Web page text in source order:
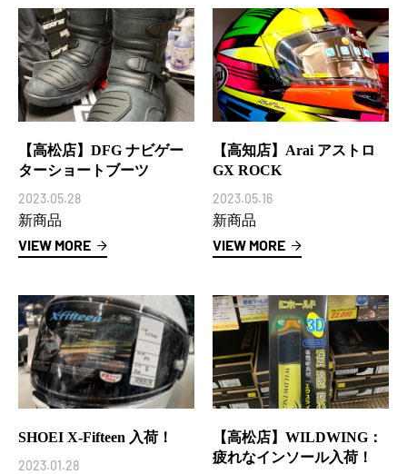
【高松店】DFG ナビゲー
ターショートブーツ
2023.05.28
新商品
VIEW MORE
【高知店】Arai アストロ
GX ROCK
2023.05.16
新商品
VIEW MORE
SHOEI X-Fifteen 入荷！
2023.01.28
【高松店】WILDWING：
疲れなインソール入荷！